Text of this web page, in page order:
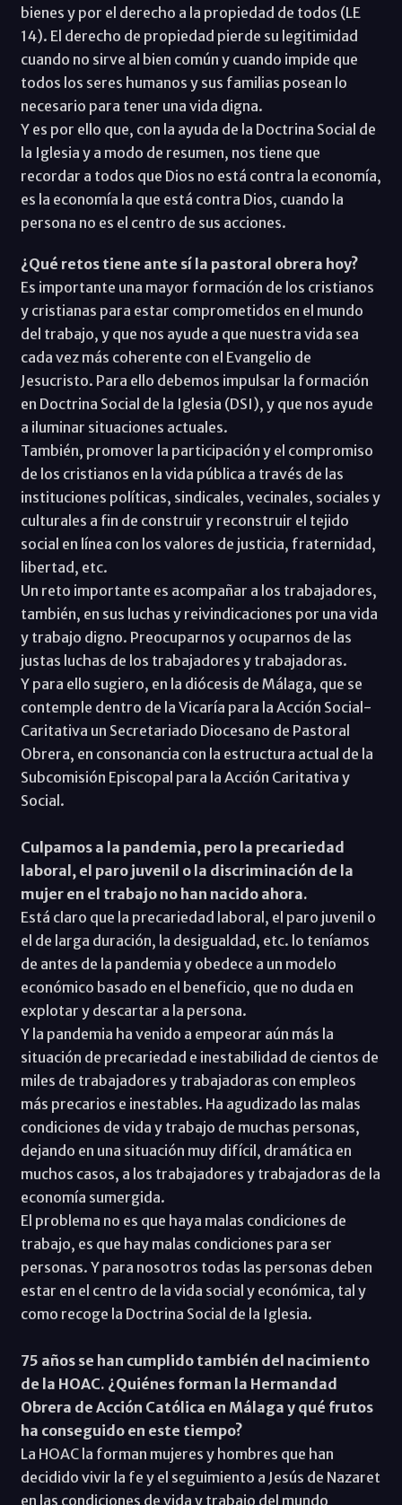
bienes y por el derecho a la propiedad de todos (LE
14). El derecho de propiedad pierde su legitimidad
cuando no sirve al bien común y cuando impide que
todos los seres humanos y sus familias posean lo
necesario para tener una vida digna.
Y es por ello que, con la ayuda de la Doctrina Social de
la Iglesia y a modo de resumen, nos tiene que
recordar a todos que Dios no está contra la economía,
es la economía la que está contra Dios, cuando la
persona no es el centro de sus acciones.
¿Qué retos tiene ante sí la pastoral obrera hoy?
Es importante una mayor formación de los cristianos
y cristianas para estar comprometidos en el mundo
del trabajo, y que nos ayude a que nuestra vida sea
cada vez más coherente con el Evangelio de
Jesucristo. Para ello debemos impulsar la formación
en Doctrina Social de la Iglesia (DSI), y que nos ayude
a iluminar situaciones actuales.
También, promover la participación y el compromiso
de los cristianos en la vida pública a través de las
instituciones políticas, sindicales, vecinales, sociales y
culturales a fin de construir y reconstruir el tejido
social en línea con los valores de justicia, fraternidad,
libertad, etc.
Un reto importante es acompañar a los trabajadores,
también, en sus luchas y reivindicaciones por una vida
y trabajo digno. Preocuparnos y ocuparnos de las
justas luchas de los trabajadores y trabajadoras.
Y para ello sugiero, en la diócesis de Málaga, que se
contemple dentro de la Vicaría para la Acción Social-
Caritativa un Secretariado Diocesano de Pastoral
Obrera, en consonancia con la estructura actual de la
Subcomisión Episcopal para la Acción Caritativa y
Social.
Culpamos a la pandemia, pero la precariedad
laboral, el paro juvenil o la discriminación de la
mujer en el trabajo no han nacido ahora.
Está claro que la precariedad laboral, el paro juvenil o
el de larga duración, la desigualdad, etc. lo teníamos
de antes de la pandemia y obedece a un modelo
económico basado en el beneficio, que no duda en
explotar y descartar a la persona.
Y la pandemia ha venido a empeorar aún más la
situación de precariedad e inestabilidad de cientos de
miles de trabajadores y trabajadoras con empleos
más precarios e inestables. Ha agudizado las malas
condiciones de vida y trabajo de muchas personas,
dejando en una situación muy difícil, dramática en
muchos casos, a los trabajadores y trabajadoras de la
economía sumergida.
El problema no es que haya malas condiciones de
trabajo, es que hay malas condiciones para ser
personas. Y para nosotros todas las personas deben
estar en el centro de la vida social y económica, tal y
como recoge la Doctrina Social de la Iglesia.
75 años se han cumplido también del nacimiento
de la HOAC. ¿Quiénes forman la Hermandad
Obrera de Acción Católica en Málaga y qué frutos
ha conseguido en este tiempo?
La HOAC la forman mujeres y hombres que han
decidido vivir la fe y el seguimiento a Jesús de Nazaret
en las condiciones de vida y trabajo del mundo